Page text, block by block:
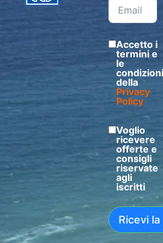
Accetto i
termini e
le
condizioni
della
Privacy
Policy
Voglio
ricevere
offerte e
consigli
riservate
agli
iscritti
Ricevi